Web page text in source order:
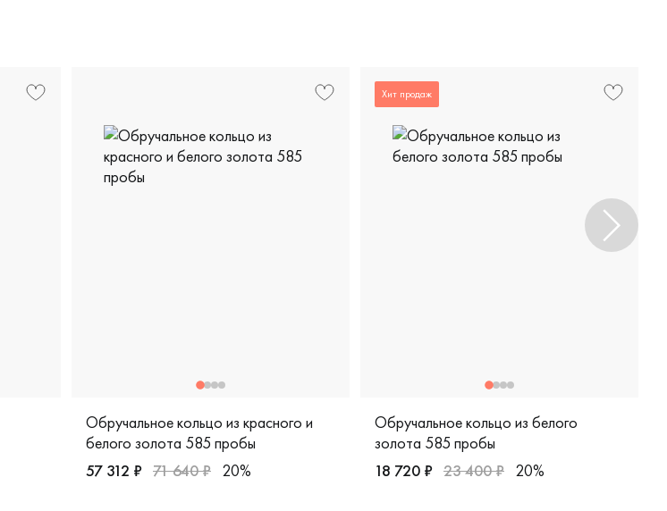
Обручальное кольцо из красного и
белого золота 585 пробы
57 312 ₽ 71 640 ₽ 20%
Хит продаж
Обручальное кольцо из белого
золота 585 пробы
18 720 ₽ 23 400 ₽ 20%